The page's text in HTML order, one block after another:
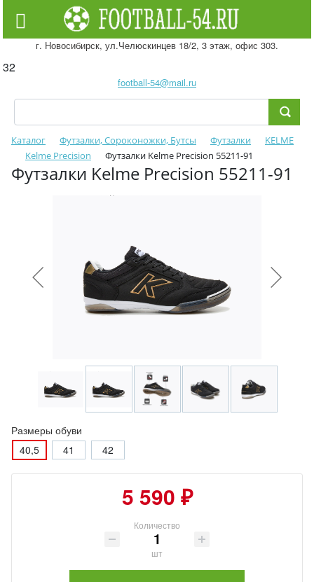
г. Новосибирск, ул.Челюскинцев 18/2, 3 этаж, офис 303.
32
football-54@mail.ru
Каталог Футзалки, Сороконожки, Бутсы Футзалки
KELME
Kelme Precision
Футзалки Kelme Precision 55211-91
Футзалки Kelme Precision 55211-91
Размеры обуви
40,5
41 42
5 590 ₽
Количество
шт